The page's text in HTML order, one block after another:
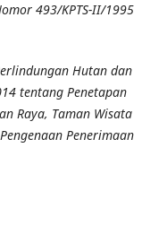
493/KPTS-II/1995
Hutan dan
tentang Penetapan
Raya, Taman Wisata
Penerimaan